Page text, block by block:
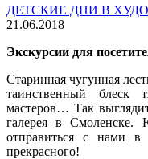
ДЕТСКИЕ ДНИ В
21.06.2018
Экскурсии для
Старинная чугунная
таинственный
мастеров… Так
галерея в Смоленске.
отправиться с нами в
прекрасного!